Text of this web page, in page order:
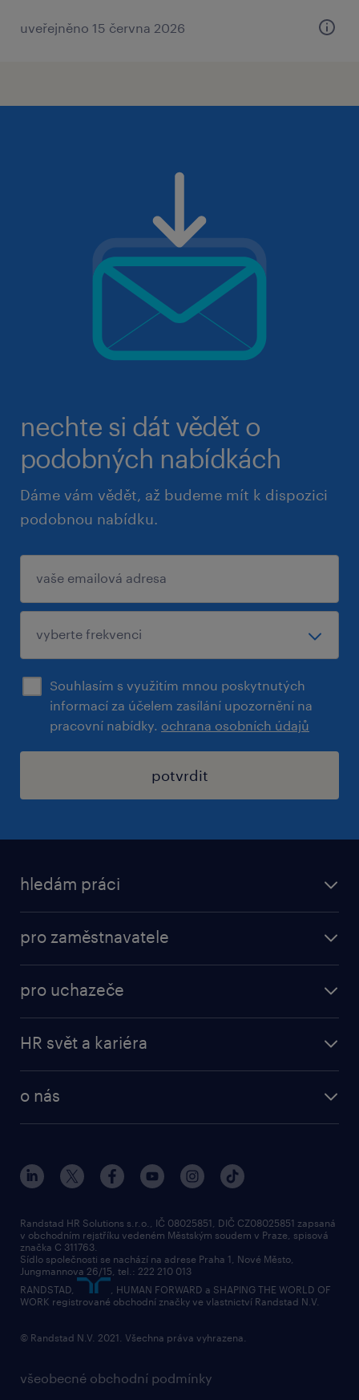
uveřejněno 15 června 2026
nechte si dát vědět o
podobných nabídkách
Dáme vám vědět, až budeme mít k dispozici
podobnou nabídku.
Souhlasím s využitím mnou poskytnutých
informací za účelem zasílání upozornění na
pracovní nabídky. ochrana osobních údajů
potvrdit
hledám práci
práce v Amazon
vyberte si zaměstnavatele
pro zaměstnavatele
professional
pro uchazeče
HR svět a kariéra
karierní poradna
o nás
náš příbeh
tiskové zprávy
společenská odpovědnost
přidej se k nám
kontakty & pobočky
bezpečnostní politika
všeobecné obchodní podmínky
Randstad HR Solutions s.r.o., IČ 08025851, DIČ CZ08025851 zapsaná
v obchodním rejstříku vedeném Městským soudem v Praze, spisová
značka C 311763.
Sídlo společnosti se nachází na adrese Praha 1, Nové Město,
Jungmannova 26/15, tel.: 222 210 013
RANDSTAD,
, HUMAN FORWARD a SHAPING THE WORLD OF
WORK registrované obchodní značky ve vlastnictví Randstad N.V.
© Randstad N.V. 2021. Všechna práva vyhrazena.